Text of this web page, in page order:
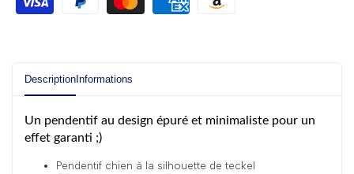
DescriptionInformations
Un pendentif au design épuré et minimaliste pour un
effet garanti ;)
Pendentif chien à la silhouette de teckel